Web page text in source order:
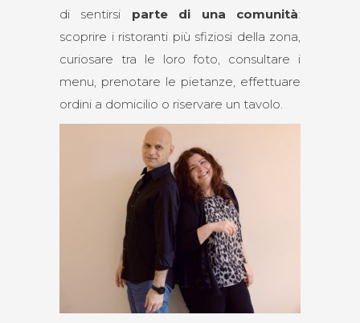
di sentirsi parte di una comunità:
scoprire i ristoranti più sfiziosi della zona,
curiosare tra le loro foto, consultare i
menu, prenotare le pietanze, effettuare
ordini a domicilio o riservare un tavolo.